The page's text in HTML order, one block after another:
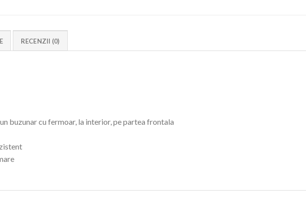
RECENZII (0)
buzunar cu fermoar, la interior, pe partea frontala